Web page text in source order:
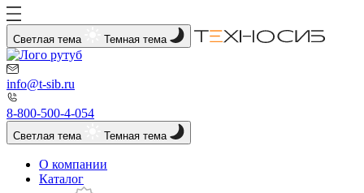
Светлая тема Темная тема
info@t-sib.ru
8-800-500-4-054
Светлая тема Темная тема
О компании
Каталог